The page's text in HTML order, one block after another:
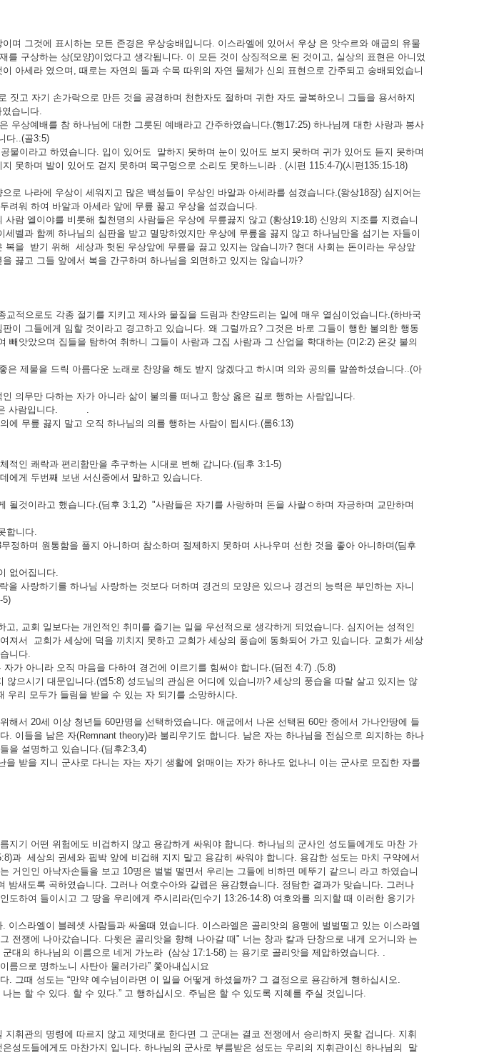
며 그것에 표시하는 모든 존경은 우상숭배입니다. 이스라엘에 있어서 우상 은 앗수르와 애굽의 유물
를 구상하는 상(모양)이었다고 생각됩니다. 이 모든 것이 상징적으로 된 것이고, 실상의 표현은 아니었
아세라 였으며, 때로는 자연의 돌과 수목 따위의 자연 물체가 신의 표현으로 간주되고 숭배되었습니
자기 손가락으로 만든 것을 공경하며 천한자도 절하며 귀한 자도 굴복하오니 그들을 용서하지
습니다.
우상예배를 참 하나님에 대한 그릇된 예배라고 간주하였습니다.(행17:25) 하나님께 대한 사랑과 봉사
다..(골3:5)
라고 하였습니다. 입이 있어도 말하지 못하며 눈이 있어도 보지 못하며 귀가 있어도 듣지 못하며
못하며 발이 있어도 걷지 못하며 목구멍으로 소리도 못하느니라 . (시편 115:4-7)(시편135:15-18)
로 나라에 우상이 세워지고 많은 백성들이 우상인 바알과 아세라를 섬겼습니다.(왕상18장) 심지어는
려워 하여 바알과 아세라 앞에 무릎 꿇고 우상을 섬겼습니다.
람 엘이야를 비롯해 칠천명의 사람들은 우상에 무릎끓지 않고 (황상19:18) 신앙의 지조를 지켰습니
벨과 함께 하나님의 심판을 받고 멸망하였지만 우상에 무릎을 끓지 않고 하나님만을 섬기는 자들이
을 받기 위해 세상과 헛된 우상앞에 무릎을 끓고 있지는 않습니까? 현대 사회는 돈이라는 우상앞
끓고 그들 앞에서 복을 간구하며 하나님을 외면하고 있지는 않습니까?
교적으로도 각종 절기를 지키고 제사와 물질을 드림과 찬양드리는 일에 매우 열심이었습니다.(하바국
이 그들에게 임할 것이라고 경고하고 있습니다. 왜 그럴까요? 그것은 바로 그들이 행한 불의한 행동
빼앗았으며 집들을 탐하여 취하니 그들이 사람과 그집 사람과 그 산업을 학대하는 (미2:2) 온갖 불의
제물을 드릭 아름다운 노래로 찬양을 해도 받지 않겠다고 하시며 의와 공의를 말씀하셨습니다..(아
의무만 다하는 자가 아니라 삶이 불의를 떠나고 항상 옳은 길로 행하는 사람입니다.
남은 사람입니다. .
에 무릎 끓지 말고 오직 하나님의 의를 행하는 사람이 됩시다.(롬6:13)
적인 쾌락과 편리함만을 추구하는 시대로 변해 갑니다.(딤후 3:1-5)
에게 두번째 보낸 서신중에서 말하고 있습니다.
될것이라고 했습니다.(딤후 3:1,2) "사람들은 자기를 사랑하며 돈을 사랄ㅇ하며 자긍하며 교만하며
합니다.
정하며 원통함을 풀지 아니하며 참소하며 절제하지 못하며 사나우며 선한 것을 좋아 아니하며(딤후
없어집니다.
을 사랑하기를 하나님 사랑하는 것보다 더하며 경건의 모양은 있으나 경건의 능력은 부인하는 자니
5)
고, 교회 일보다는 개인적인 취미를 즐기는 일을 우선적으로 생각하게 되었습니다. 심지어는 성적인
져서 교회가 세상에 덕을 끼치지 못하고 교회가 세상의 풍습에 동화되어 가고 있습니다. 교회가 세상
니다.
아니라 오직 마음을 다하여 경건에 이르기를 힘써야 합니다.(딤전 4:7) .(5:8)
시기 대문입니다.(엡5:8) 성도님의 관심은 어디에 있습니까? 세상의 풍습을 따랄 살고 있지는 않
우리 모두가 들림을 받을 수 있는 자 되기를 소망하시다.
해서 20세 이상 청년들 60만명을 선택하였습니다. 애굽에서 나온 선택된 60만 중에서 가나안땅에 들
. 이들을 남은 자(Remnant theory)라 불리우기도 합니다. 남은 자는 하나님을 전심으로 의지하는 하나
을 설명하고 있습니다.(딤후2:3,4)
받을 지니 군사로 다니는 자는 자기 생활에 얽매이는 자가 하나도 없나니 이는 군사로 모집한 자를
지기 어떤 위험에도 비겁하지 않고 용감하게 싸워야 합니다. 하나님의 군사인 성도들에게도 마찬 가
과 세상의 권세와 핍박 앞에 비겁해 지지 말고 용감히 싸워야 합니다. 용감한 성도는 마치 구약에서
거인인 아낙자손들을 보고 10명은 벌벌 떨면서 우리는 그들에 비하면 메뚜기 같으니 라고 하였습니
밤새도록 곡하였습니다. 그러나 여호수아와 갈렙은 용감했습니다. 정탐한 결과가 맞습니다. 그러나
도하여 들이시고 그 땅을 우리에게 주시리라(민수기 13:26-14:8) 여호와를 의지할 때 이러한 용기가
이스라엘이 블레셋 사람들과 싸울때 였습니다. 이스라엘은 골리앗의 용맹에 벌벌떨고 있는 이스라엘
전쟁에 나아갔습니다. 다윗은 골리앗을 향해 나아갈 때" 너는 창과 칼과 단창으로 내게 오거니와 는
대의 하나님의 이름으로 네게 가노라 (삼상 17:1-58) 는 용기로 골리앗을 제압하였습니다. .
름으로 명하노니 사탄아 물러가라” 쫓아내십시요
. 그때 성도는 “만약 예수님이라면 이 일을 어떻게 하셨을까? 그 결정으로 용감하게 행하십시오.
는 할 수 있다. 할 수 있다.” 고 행하십시오. 주님은 할 수 있도록 지혜를 주실 것입니다.
휘관의 명령에 따르지 않고 제멋대로 한다면 그 군대는 결코 전쟁에서 승리하지 못할 겁니다. 지휘
성도들에게도 마찬가지 입니다. 하나님의 군사로 부름받은 성도는 우리의 지휘관이신 하나님의 말